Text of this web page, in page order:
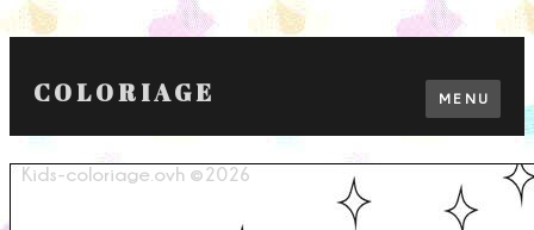
COLORIAGE MENU